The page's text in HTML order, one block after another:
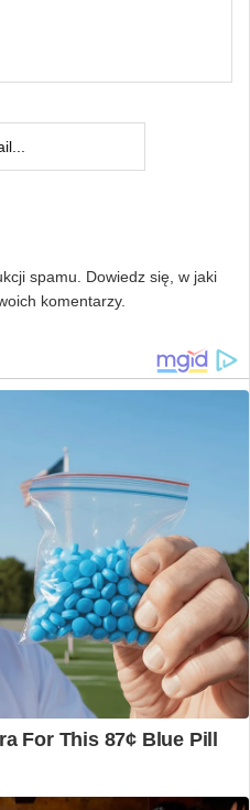
spamu. Dowiedz się, w jaki
komentarzy.